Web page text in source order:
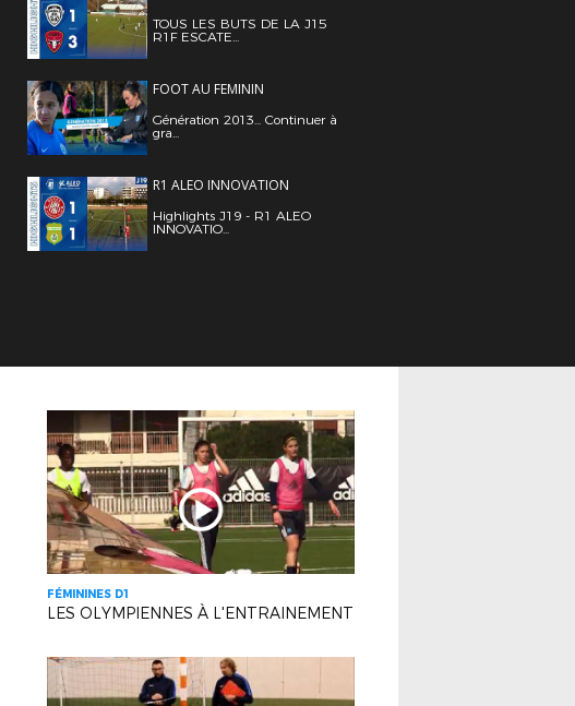
TOUS LES BUTS DE LA J15
R1F ESCATE...
FOOT AU FEMININ
Génération 2013... Continuer à
gra...
R1 ALEO INNOVATION
Highlights J19 - R1 ALEO
INNOVATIO...
FÉMININES D1
LES OLYMPIENNES À L'ENTRAINEMENT